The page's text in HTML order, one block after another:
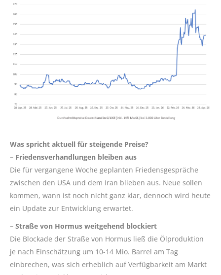
Was spricht aktuell für steigende Preise?
– Friedensverhandlungen bleiben aus
Die für vergangene Woche geplanten Friedensgespräche
zwischen den USA und dem Iran blieben aus. Neue sollen
kommen, wann ist noch nicht ganz klar, dennoch wird heute
ein Update zur Entwicklung erwartet.
– Straße von Hormus weitgehend blockiert
Die Blockade der Straße von Hormus ließ die Ölproduktion
je nach Einschätzung um 10-14 Mio. Barrel am Tag
einbrechen, was sich erheblich auf Verfügbarkeit am Markt